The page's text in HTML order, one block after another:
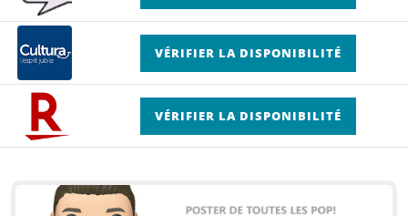
VÉRIFIER LA DISPONIBILITÉ
VÉRIFIER LA DISPONIBILITÉ